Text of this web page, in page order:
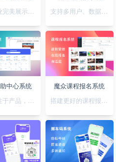
帮助企业完美展示自己的形象
支持多用户、数据统计、API对接的短链接系统
中心系统
让您专注于产品，无需为帮助中心的建设担忧
魔众课程报名系统
搭建更好的课程报名系统